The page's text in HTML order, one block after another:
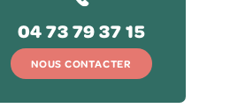
04 73 79 37 15
NOUS CONTACTER